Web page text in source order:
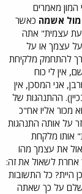
המון מאמרים
מול אשמה כאשר
עצמית" אתה
עצמך או על
להתחמק מלקיחת
אין לי כוח
אני המסכן, אין
ההתנהגות של
מכור אליו אח"כ
על אותה התנהגות
אותו מלקחת
את עצמך מהו
לשאול את זה:
היית? כל התשובות
על כך שאתה